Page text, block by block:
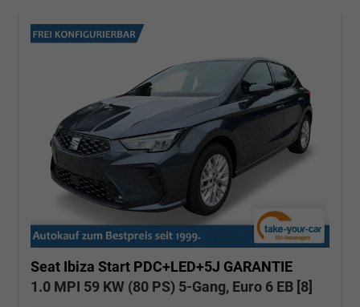
Seat Ibiza Start PDC+LED+5J GARANTIE
1.0 MPI 59 KW (80 PS) 5-Gang, Euro 6 EB [8]